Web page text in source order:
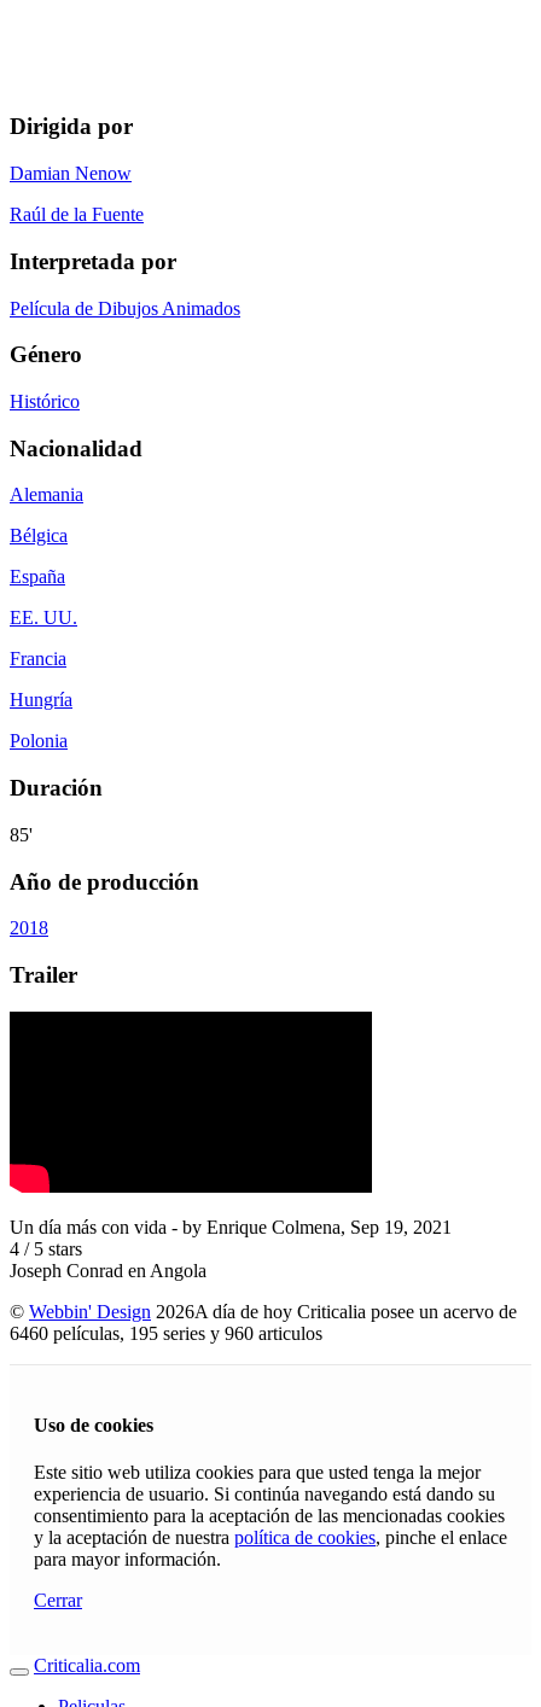
Dirigida por
Damian Nenow
Raúl de la Fuente
Interpretada por
Película de Dibujos Animados
Género
Histórico
Nacionalidad
Alemania
Bélgica
España
EE. UU.
Francia
Hungría
Polonia
Duración
85'
Año de producción
2018
Trailer
Un día más con vida - by Enrique Colmena, Sep 19, 2021
4 / 5 stars
Joseph Conrad en Angola
© Webbin' Design 2026A día de hoy Criticalia posee un acervo de
6460 películas, 195 series y 960 articulos
Uso de cookies
Este sitio web utiliza cookies para que usted tenga la mejor
experiencia de usuario. Si continúa navegando está dando su
consentimiento para la aceptación de las mencionadas cookies
y la aceptación de nuestra política de cookies, pinche el enlace
para mayor información.
Cerrar
Criticalia.com